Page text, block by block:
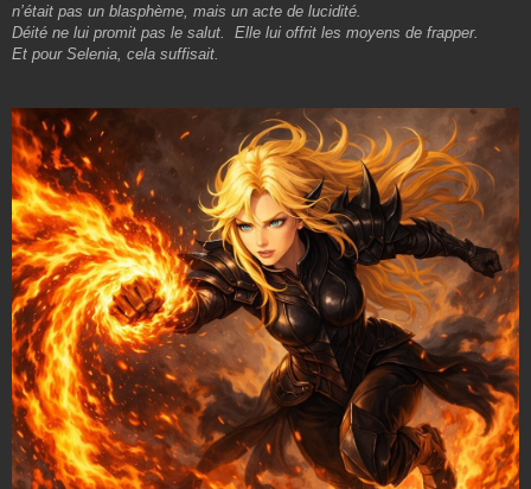
n’était pas un blasphème, mais un acte de lucidité.
Déité ne lui promit pas le salut. Elle lui offrit les moyens de frapper.
Et pour Selenia, cela suffisait.